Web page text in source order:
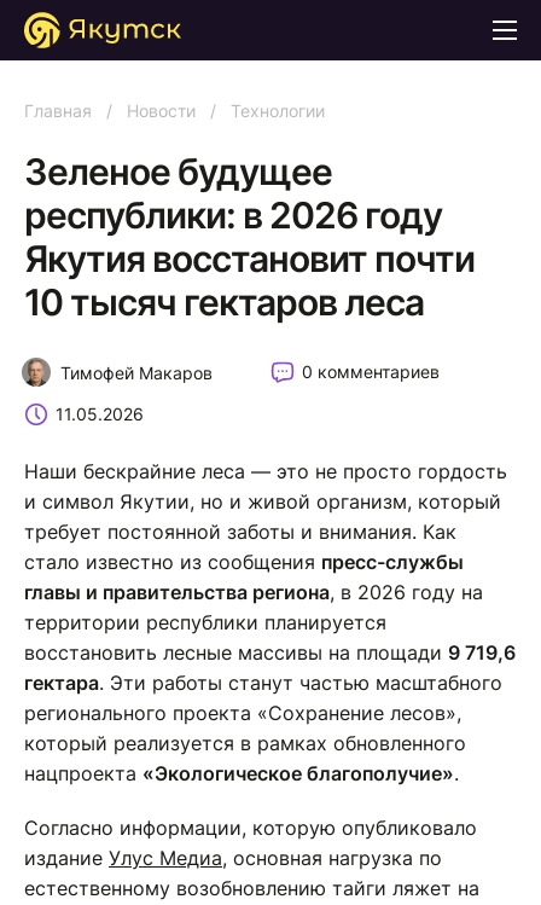
Главная / Новости / Технологии
Зеленое будущее
республики: в 2026 году
Якутия восстановит почти
10 тысяч гектаров леса
Тимофей Макаров 0 комментариев
11.05.2026
Наши бескрайние леса — это не просто гордость
и символ Якутии, но и живой организм, который
требует постоянной заботы и внимания. Как
стало известно из сообщения пресс-службы
главы и правительства региона, в 2026 году на
территории республики планируется
восстановить лесные массивы на площади 9 719,6
гектара. Эти работы станут частью масштабного
регионального проекта «Сохранение лесов»,
который реализуется в рамках обновленного
нацпроекта «Экологическое благополучие».
Согласно информации, которую опубликовало
издание Улус Медиа, основная нагрузка по
естественному возобновлению тайги ляжет на